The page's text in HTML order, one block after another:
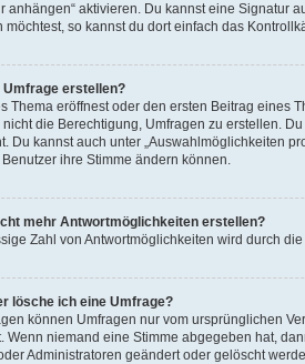
anhängen“ aktivieren. Du kannst eine
möchtest, so kannst du dort einfach das
Umfrage erstellen?
Thema eröffnest oder den ersten Beitrag eines
die Berechtigung, Umfragen zu erstellen.
Du kannst auch unter „Auswahlmöglichkeiten
ihre Stimme ändern können.
mehr Antwortmöglichkeiten erstellen?
Zahl von Antwortmöglichkeiten wird durch
lösche ich eine Umfrage?
können Umfragen nur vom ursprünglichen
Wenn niemand eine Stimme abgegeben hat,
Administratoren geändert oder gelöscht